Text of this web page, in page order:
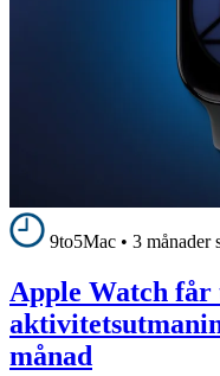
9to5Mac • 3 månader
Apple Watch får
månad